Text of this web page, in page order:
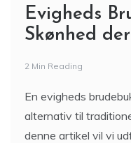
Evigheds
Skønhed
2 Min Reading
En evigheds
alternativ til
denne artikel vil vi